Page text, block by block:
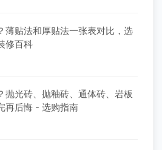
薄贴法和厚贴法一张表对比，选
修百科
抛光砖、抛釉砖、通体砖、岩板
再后悔 - 选购指南